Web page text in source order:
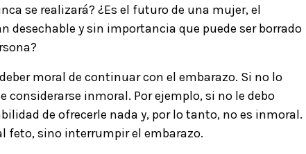
se realizará? ¿Es el futuro de una mujer, el
desechable y sin importancia que puede ser borrado
moral de continuar con el embarazo. Si no lo
considerarse inmoral. Por ejemplo, si no le debo
de ofrecerle nada y, por lo tanto, no es inmoral.
feto, sino interrumpir el embarazo.